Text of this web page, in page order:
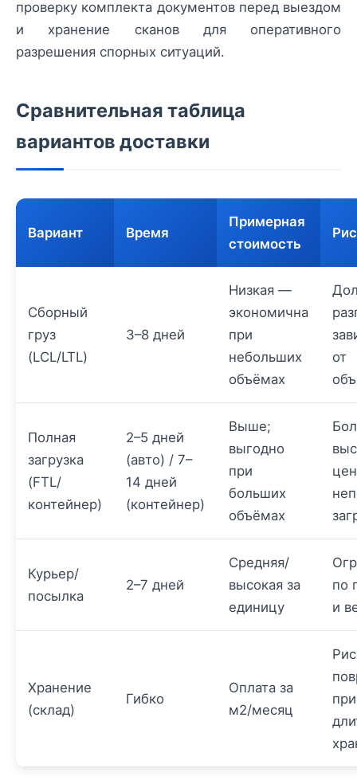
проверку комплекта документов перед выездом
и хранение сканов для оперативного
разрешения спорных ситуаций.
Сравнительная таблица
вариантов доставки
Вариант Время
Примерная
стоимость
Сборный
груз
(LCL/LTL)
3–8 дней
Низкая —
экономична
при
небольших
объёмах
от
Полная
загрузка
(FTL/
контейнер)
2–5 дней
(авто) / 7–
14 дней
(контейнер)
Выше;
выгодно
при
больших
объёмах
Курьер/
посылка
2–7 дней
Средняя/
высокая за
единицу
по
и
Хранение
(склад)
Гибко
Оплата за
м2/месяц
при